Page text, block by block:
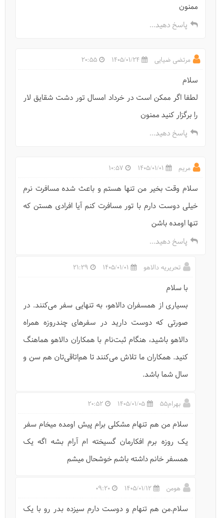
ممنون
پاسخ دهید...
مرتضی ضیایی 1405/01/24
20:55
سلام
لطفا اگر ممکن است در خرداد امسال تور دشت شقایق لار
را برگزار کنید ممنون
پاسخ دهید...
مریم 1405/01/01
10:57
سلام وقت بخیر من تنها هستم و باعث شده مسافرت نرم
خیلی دوست دارم با تور مسافرت کنم آیا افرادی هستن که
تنها اومده باشن
پاسخ دهید...
تحریریه دالاهو 1405/01/01
21:29
با سلام
بسیاری از همسفران دالاهو، به تنهایی سفر می‌کنند. در
صورتی که دوست دارید در سفرهای چندروزه همراه
دالاهو باشید، هنگام ثبت‌نام با همکاران دالاهو هماهنگ
کنید. همکاران ما تلاش می‌کنند تا هم‌اتاقی‌تان هم سن و
سال شما باشد.
بهرام۵۵ 1405/01/05
20:52
سلام من هم تنهام مشکلی برام پیش اومده میخام سفر
یک روزه برم افکارمان گسیخته ام آرام بشه اگه یک
همسفر خانم داشته باشم خوشحال میشم
هومن 1405/01/12
09:20
سلام.من هم تنهام و دوست دارم سیزده بدر رو با یک